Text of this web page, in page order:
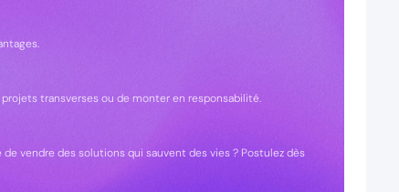
transverses ou de monter en responsabilité.
de vendre des solutions qui sauvent des vies ? Postulez dès